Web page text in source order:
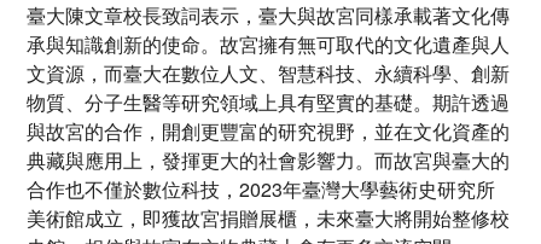
臺大陳文章校長致詞表示，臺大與故宮同樣承載著文化傳
承與知識創新的使命。故宮擁有無可取代的文化遺產與人
文資源，而臺大在數位人文、智慧科技、永續科學、創新
物質、分子生醫等研究領域上具有堅實的基礎。期許透過
與故宮的合作，開創更豐富的研究視野，並在文化資產的
典藏與應用上，發揮更大的社會影響力。而故宮與臺大的
合作也不僅於數位科技，2023年臺灣大學藝術史研究所
美術館成立，即獲故宮捐贈展櫃，未來臺大將開始整修校